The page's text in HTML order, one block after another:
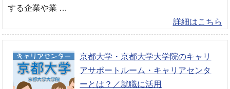
する企業や業 …
詳細はこちら
京都大学・京都大学大学院のキャリ
アサポートルーム・キャリアセンタ
ーとは？／就職に活用